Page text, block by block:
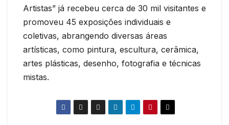
Artistas” já recebeu cerca de 30 mil visitantes e
promoveu 45 exposições individuais e
coletivas, abrangendo diversas áreas
artísticas, como pintura, escultura, cerâmica,
artes plásticas, desenho, fotografia e técnicas
mistas.